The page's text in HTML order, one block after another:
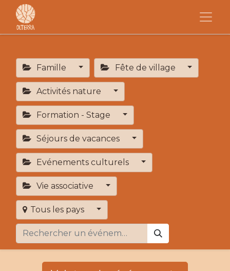
Famille Fête de village
Activités nature
Formation - Stage
Séjours de vacances
Evénements culturels
Vie associative
Tous les pays